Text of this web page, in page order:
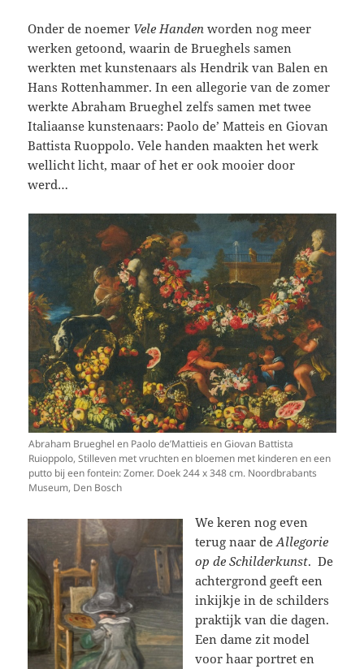
Onder de noemer Vele Handenworden nog meer
werken getoond, waarin de Brueghels samen
werkten met kunstenaars als Hendrik van Balen en
Hans Rottenhammer. In een allegorie van de zomer
werkte Abraham Brueghel zelfs samen met twee
Italiaanse kunstenaars: Paolo de’ Matteis en Giovan
Battista Ruoppolo. Vele handen maakten het werk
wellicht licht, maar of het er ook mooier door
werd…
Abraham Brueghel en Paolo de’Mattieis en Giovan Battista
Ruioppolo, Stilleven met vruchten en bloemen met kinderen en een
putto bij een fontein: Zomer. Doek 244 x 348 cm. Noordbrabants
Museum, Den Bosch
We keren nog even
terug naar deAllegorie
op de Schilderkunst. De
achtergrond geeft een
inkijkje in de schilders
praktijk van die dagen.
Een dame zit model
voor haar portret en